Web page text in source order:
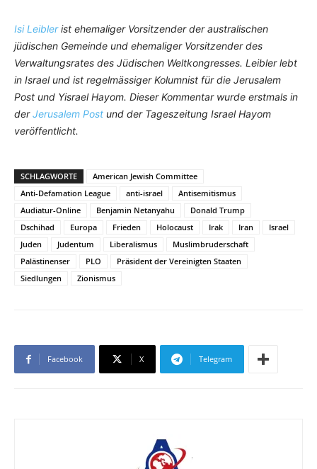
Isi Leiblerist ehemaliger Vorsitzender der australischen
jüdischen Gemeinde und ehemaliger Vorsitzender des
Verwaltungsrates des Jüdischen Weltkongresses. Leibler lebt
in Israel und ist regelmässiger Kolumnist für die Jerusalem
Post und Yisrael Hayom. Dieser Kommentar wurde erstmals in
derJerusalem Post und der Tageszeitung Israel Hayom
veröffentlicht.
SCHLAGWORTE
American Jewish Committee
Anti-Defamation League
anti-israel
Antisemitismus
Audiatur-Online
Benjamin Netanyahu
Donald Trump
Dschihad
Europa Frieden Holocaust Irak Iran
Israel
Juden
Judentum Liberalismus
Muslimbruderschaft
Palästinenser
PLO
Präsident der Vereinigten Staaten
Siedlungen
Zionismus
Facebook X Telegram